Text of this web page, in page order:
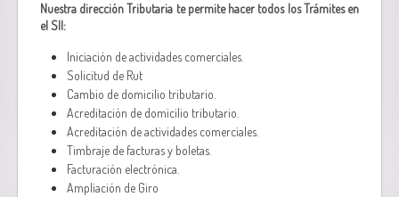
Nuestra dirección Tributaria te permite hacer todos los Trámites en
el SII:
Iniciación de actividades comerciales.
Solicitud de Rut
Cambio de domicilio tributario.
Acreditación de domicilio tributario.
Acreditación de actividades comerciales.
Timbraje de facturas y boletas.
Facturación electrónica.
Ampliación de Giro